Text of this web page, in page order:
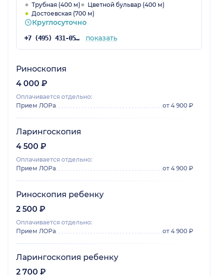
Трубная (400 м)
Цветной бульвар (400 м)
Достоевская (700 м)
Круглосуточно
+7 (495) 431-05-68 показать
Риноскопия
4 000 ₽
Оплачивается отдельно:
Прием ЛОРа
от 4 900 ₽
Ларингоскопия
4 500 ₽
Оплачивается отдельно:
Прием ЛОРа
от 4 900 ₽
Риноскопия ребенку
2 500 ₽
Оплачивается отдельно:
Прием ЛОРа
от 4 900 ₽
Ларингоскопия ребенку
2 700 ₽